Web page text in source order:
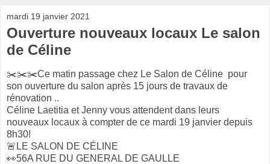
mardi 19 janvier 2021
Ouverture nouveaux locaux Le salon
de Céline
✂️✂️✂️Ce matin passage chez Le Salon de Céline pour
son ouverture du salon après 15 jours de travaux de
rénovation ..
Céline Laetitia et Jenny vous attendent dans leurs
nouveaux locaux à compter de ce mardi 19 janvier depuis
8h30!
🚨LE SALON DE CÉLINE
👀56A RUE DU GENERAL DE GAULLE